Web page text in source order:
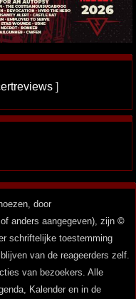
]
door
anders aangegeven), zijn ©
schriftelijke toestemming
van de reageerders zelf.
van bezoekers. Alle
Kalender en in de